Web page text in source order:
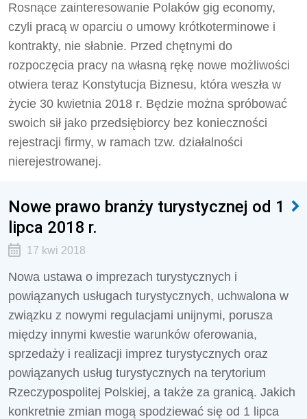
Rosnące zainteresowanie Polaków gig economy,
czyli pracą w oparciu o umowy krótkoterminowe i
kontrakty, nie słabnie. Przed chętnymi do
rozpoczęcia pracy na własną rękę nowe możliwości
otwiera teraz Konstytucja Biznesu, która weszła w
życie 30 kwietnia 2018 r. Będzie można spróbować
swoich sił jako przedsiębiorcy bez konieczności
rejestracji firmy, w ramach tzw. działalności
nierejestrowanej.
Nowe prawo branży turystycznej od 1
lipca 2018 r.
17 kwi 2018
Nowa ustawa o imprezach turystycznych i
powiązanych usługach turystycznych, uchwalona w
związku z nowymi regulacjami unijnymi, porusza
między innymi kwestie warunków oferowania,
sprzedaży i realizacji imprez turystycznych oraz
powiązanych usług turystycznych na terytorium
Rzeczypospolitej Polskiej, a także za granicą. Jakich
konkretnie zmian mogą spodziewać się od 1 lipca